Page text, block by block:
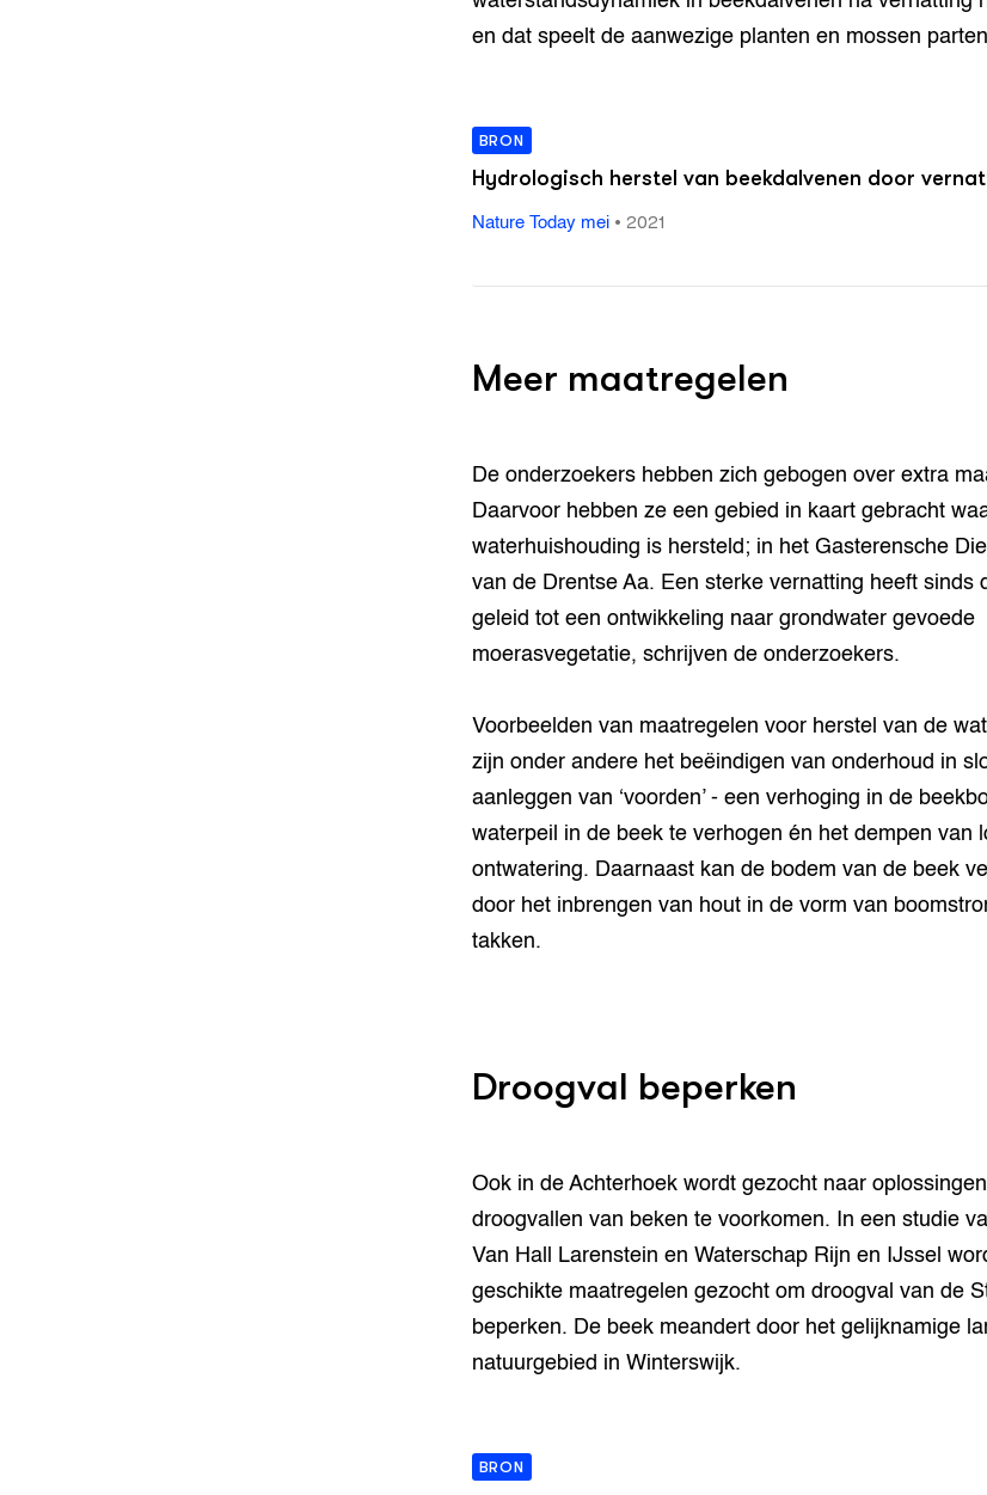
en dat speelt de aanwezige planten en mossen
BRON
Hydrologisch herstel van beekdalvenen door
Nature Today mei• 2021
Meer maatregelen
De onderzoekers hebben zich gebogen over extra
Daarvoor hebben ze een gebied in kaart gebracht
waterhuishouding is hersteld; in het Gasterensche
van de Drentse Aa. Een sterke vernatting heeft sinds
geleid tot een ontwikkeling naar grondwater gevoede
moerasvegetatie, schrijven de onderzoekers.
Voorbeelden van maatregelen voor herstel van de
zijn onder andere het beëindigen van onderhoud in
aanleggen van ‘voorden’ - een verhoging in de
waterpeil in de beek te verhogen én het dempen van
ontwatering. Daarnaast kan de bodem van de beek
door het inbrengen van hout in de vorm van
takken.
Droogval beperken
Ook in de Achterhoek wordt gezocht naar
droogvallen van beken te voorkomen. In een studie
Van Hall Larenstein en Waterschap Rijn en IJssel
geschikte maatregelen gezocht om droogval van de
beperken. De beek meandert door het gelijknamige
natuurgebied in Winterswijk.
BRON